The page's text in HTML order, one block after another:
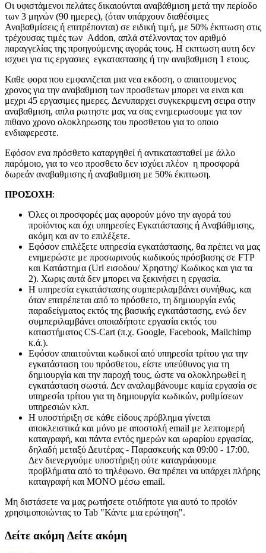
Οι υφιστάμενοι πελάτες δικαιούνται αναβάθμιση μετά την περίοδο
των 3 μηνών (90 ημερες), (όταν υπάρχουν διαθέσιμες
Αναβαθμίσεις ή επιτρέπονται) σε ειδική τιμή, με 50% έκπτωση στις
τρέχουσας τιμές των Addon, απλά στέλνοντας τον αριθμό
παραγγελίας της προηγούμενης αγοράς τους. H εκπτωση αυτη δεν
ισχυει για τις εργασιες εγκαταστασης ή την αναβαθμιση 1 ετους.
Καθε φορα που εμφανιζεται μια νεα εκδοση, ο απαιτουμενος
χρονος για την αναβαθμιση των προσθετων μπορει να ειναι και
μεχρι 45 εργασιμες ημερες. Δενυπαρχει συγκεκριμενη σειρα στην
αναβαθμιση, απλα ρωτηστε μας να σας ενημερωσουμε για τον
πιθανο χρονο ολοκληρωσης του προσθετου για το οποιο
ενδιαφερεστε.
Εφόσον ενα πρόσθετο καταργηθεί ή αντικατασταθεί με άλλο
παρόμοιο, για το νεο προσθετο δεν ισχύει πλέον η προσφορά
δωρεάν αναβαθμισης ή αναβαθμιση με 50% έκπτωση.
ΠΡΟΣΟΧΗ:
Όλες οι προσφορές μας αφορούν μόνο την αγορά του
προϊόντος και όχι υπηρεσίες Εγκατάστασης ή Αναβάθμισης,
ακόμη και αν το επιλέξετε.
Εφόσον επιλέξετε υπηρεσία εγκατάστασης, θα πρέπει να μας
ενημερώστε με προσωρινούς κωδικούς πρόσβασης σε FTP
και Κατάστημα (Url εισοδου/ Χρηστης/ Κωδικος και για τα
2). Χωρις αυτά δεν μπορει να ξεκινήσει η εργασία.
Η υπηρεσία εγκατάστασης συμπεριλαμβάνει συνήθως, και
όταν επιτρέπεται από το πρόσθετο, τη δημιουργία ενός
παραδείγματος εκτός της βασικής εγκατάστασης, ενώ δεν
συμπεριλαμβάνει οποιαδήποτε εργασία εκτός του
καταστήματος CS-Cart (π.χ. Google, Facebook, Mailchimp
κ.ά.).
Εφόσον απαιτούνται κωδικοί από υπηρεσία τρίτου για την
εγκατάσταση του πρόσθετου, είστε υπεύθυνος για τη
δημιουργία και την παροχή τους, ώστε να ολοκληρωθεί η
εγκατάσταση σωστά. Δεν αναλαμβάνουμε καμία εργασία σε
υπηρεσία τρίτου για τη δημιουργία κωδικών, ρυθμίσεων
υπηρεσιών κλπ.
Η υποστήριξη σε κάθε είδους πρόβλημα γίνεται
αποκλειστικά και μόνο με αποστολή email με λεπτομερή
καταγραφή, και πάντα εντός ημερών και ωραρίου εργασίας,
δηλαδή μεταξύ Δευτέρας - Παρασκευής και 09:00 - 17:00.
Δεν διενεργούμε υποστήριξη ούτε καταγράφουμε
προβλήματα από το τηλέφωνο. Θα πρέπει να υπάρχει πλήρης
καταγραφή και ΜΟΝΟ μέσω email.
Μη διστάσετε να μας ρωτήσετε οτιδήποτε για αυτό το προϊόν
χρησιμοποιώντας το Tab "Κάντε μια ερώτηση".
Δείτε ακόμη Δείτε ακόμη